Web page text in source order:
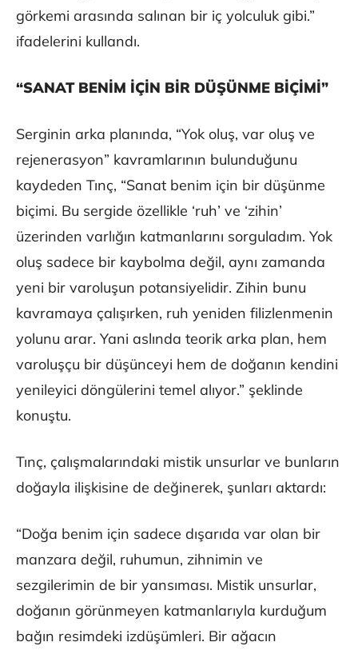
görkemi arasında salınan bir iç yolculuk gibi.”
ifadelerini kullandı.
“SANAT BENİM İÇİN BİR DÜŞÜNME BİÇİMİ”
Serginin arka planında, “Yok oluş, var oluş ve
rejenerasyon” kavramlarının bulunduğunu
kaydeden Tınç, “Sanat benim için bir düşünme
biçimi. Bu sergide özellikle ‘ruh’ ve ‘zihin’
üzerinden varlığın katmanlarını sorguladım. Yok
oluş sadece bir kaybolma değil, aynı zamanda
yeni bir varoluşun potansiyelidir. Zihin bunu
kavramaya çalışırken, ruh yeniden filizlenmenin
yolunu arar. Yani aslında teorik arka plan, hem
varoluşçu bir düşünceyi hem de doğanın kendini
yenileyici döngülerini temel alıyor.” şeklinde
konuştu.
Tınç, çalışmalarındaki mistik unsurlar ve bunların
doğayla ilişkisine de değinerek, şunları aktardı:
“Doğa benim için sadece dışarıda var olan bir
manzara değil, ruhumun, zihnimin ve
sezgilerimin de bir yansıması. Mistik unsurlar,
doğanın görünmeyen katmanlarıyla kurduğum
bağın resimdeki izdüşümleri. Bir ağacın